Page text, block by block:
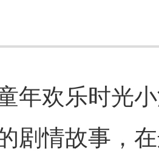
年欢乐时光
剧情故事，